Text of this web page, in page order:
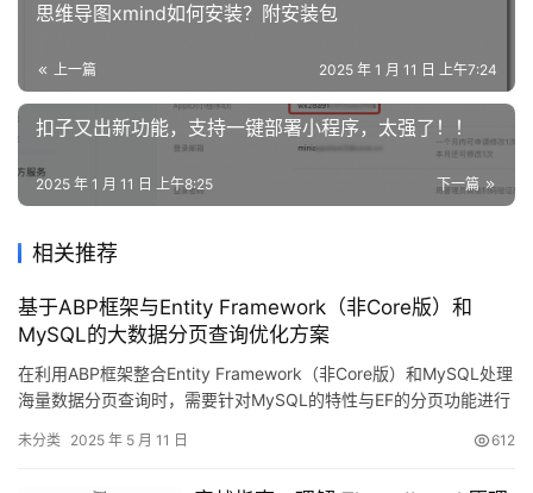
思维导图xmind如何安装？附安装包
上一篇 2025 年 1 月 11 日 上午7:24
扣子又出新功能，支持一键部署小程序，太强了！！
下一篇
2025 年 1 月 11 日 上午8:25
相关推荐
基于ABP框架与Entity Framework（非Core版）和
MySQL的大数据分页查询优化方案
在利用ABP框架整合Entity Framework（非Core版）和MySQL处理
海量数据分页查询时，需要针对MySQL的特性与EF的分页功能进行
方式传统的Skip().Take()方法在EF中会被转换为LIMIT OFFSET语
未分类 2025 年 5 月 11 日 612